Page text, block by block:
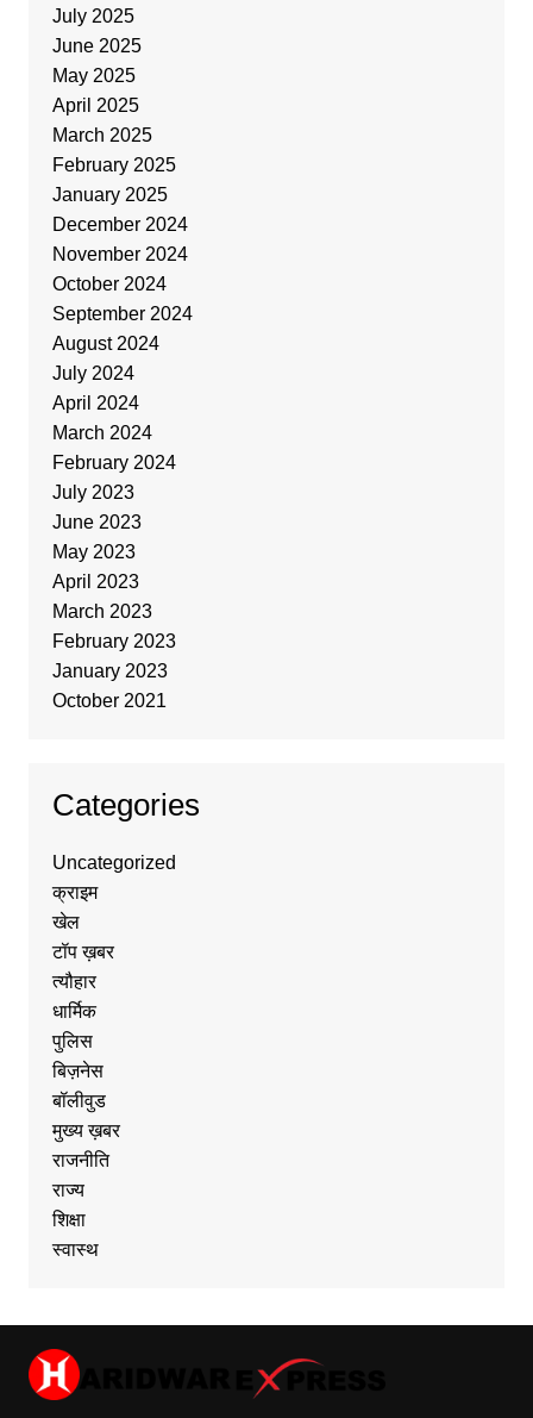
July 2025
June 2025
May 2025
April 2025
March 2025
February 2025
January 2025
December 2024
November 2024
October 2024
September 2024
August 2024
July 2024
April 2024
March 2024
February 2024
July 2023
June 2023
May 2023
April 2023
March 2023
February 2023
January 2023
October 2021
Categories
Uncategorized
क्राइम
खेल
टॉप ख़बर
त्यौहार
धार्मिक
पुलिस
बिज़नेस
बॉलीवुड
मुख्य ख़बर
राजनीति
राज्य
शिक्षा
स्वास्थ